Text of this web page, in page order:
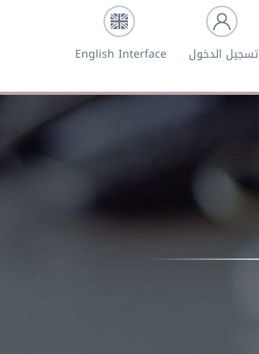
English Interface تسجيل الدخول